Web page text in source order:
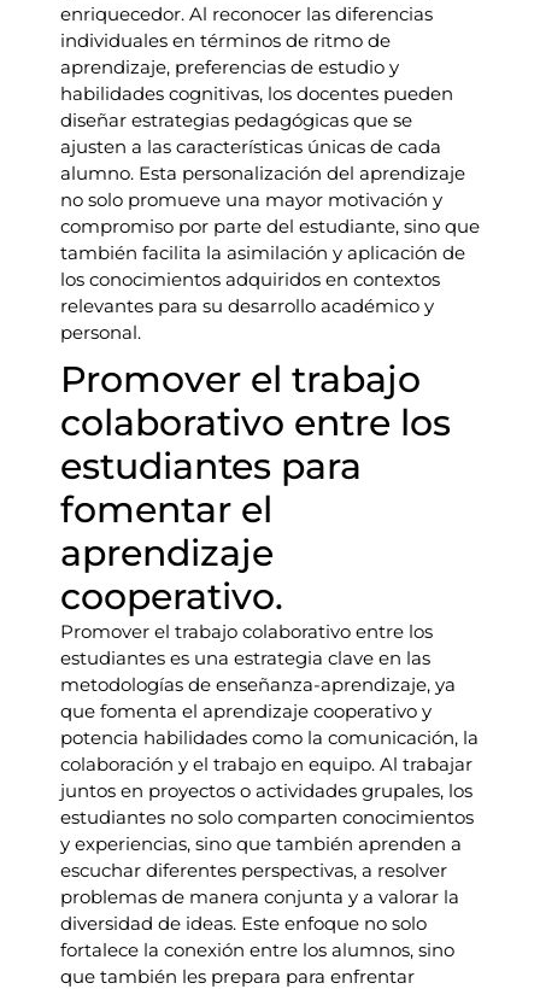
enriquecedor. Al reconocer las diferencias
individuales en términos de ritmo de
aprendizaje, preferencias de estudio y
habilidades cognitivas, los docentes pueden
diseñar estrategias pedagógicas que se
ajusten a las características únicas de cada
alumno. Esta personalización del aprendizaje
no solo promueve una mayor motivación y
compromiso por parte del estudiante, sino que
también facilita la asimilación y aplicación de
los conocimientos adquiridos en contextos
relevantes para su desarrollo académico y
personal.
Promover el trabajo
colaborativo entre los
estudiantes para
fomentar el
aprendizaje
cooperativo.
Promover el trabajo colaborativo entre los
estudiantes es una estrategia clave en las
metodologías de enseñanza-aprendizaje, ya
que fomenta el aprendizaje cooperativo y
potencia habilidades como la comunicación, la
colaboración y el trabajo en equipo. Al trabajar
juntos en proyectos o actividades grupales, los
estudiantes no solo comparten conocimientos
y experiencias, sino que también aprenden a
escuchar diferentes perspectivas, a resolver
problemas de manera conjunta y a valorar la
diversidad de ideas. Este enfoque no solo
fortalece la conexión entre los alumnos, sino
que también les prepara para enfrentar